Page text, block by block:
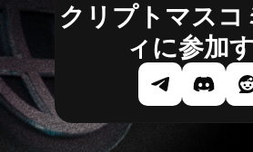
クリプトマスコ
ィに参加